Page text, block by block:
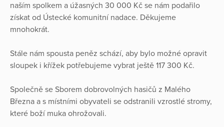
naším spolkem a úžasných 30 000 Kč se nám podařilo
získat od Ústecké komunitní nadace. Děkujeme
mnohokrát.
Stále nám spousta peněz schází, aby bylo možné opravit
sloupek i křížek potřebujeme vybrat ještě 117 300 Kč.
Společně se Sborem dobrovolných hasičů z Malého
Března a s místními obyvateli se odstranili vzrostlé stromy,
které boží muka ohrožovali.